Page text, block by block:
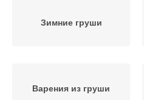
Зимние груши
Варения из груши